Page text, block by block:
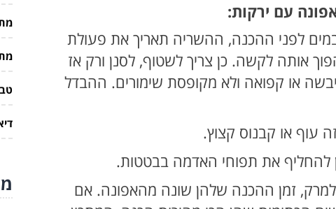
עם ירקות:
לפני ההכנה, ההשריה תאריך את פעולת
אותה לקשה. כן צריך לשטוף, לסנן ורק אז
או קפואה ולא מקופסת שימורים. ההבדל
עוף או קבנוס קצוץ.
את תפוחי האדמה בבטטות.
זמן ההכנה שלהן שונה מהאפונה. אם